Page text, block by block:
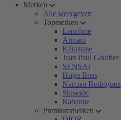
Merken
Alle weergeven
Topmerken
Lancôme
Armani
Kérastase
Jean Paul Gaultier
SENSAI
Hugo Boss
Narciso Rodriguez
Shiseido
Rabanne
Premiummerken